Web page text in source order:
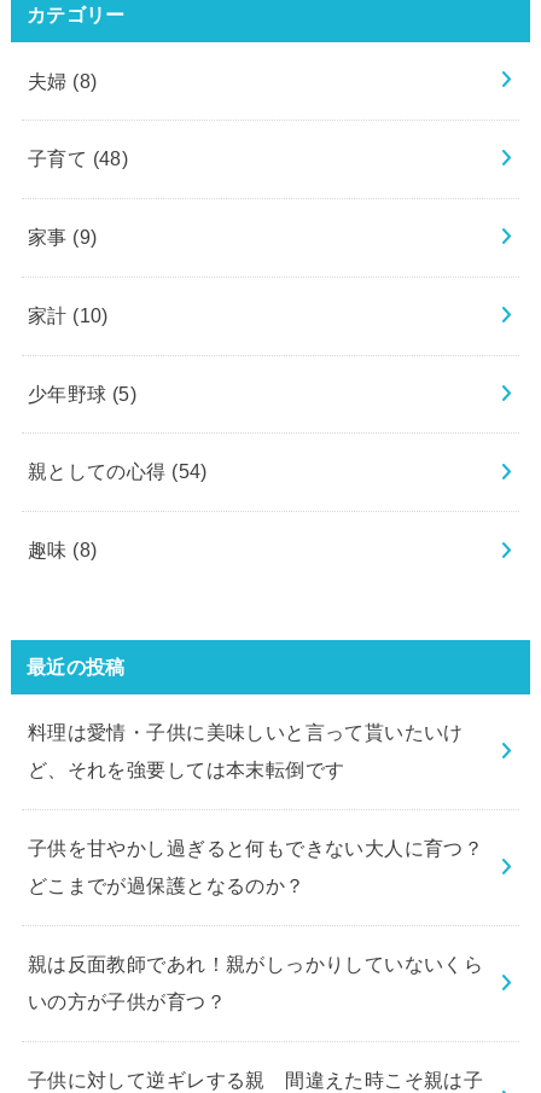
カテゴリー
夫婦 (8)
子育て (48)
家事 (9)
家計 (10)
少年野球 (5)
親としての心得 (54)
趣味 (8)
最近の投稿
料理は愛情・子供に美味しいと言って貰いたいけ
ど、それを強要しては本末転倒です
子供を甘やかし過ぎると何もできない大人に育つ？
どこまでが過保護となるのか？
親は反面教師であれ！親がしっかりしていないくら
いの方が子供が育つ？
子供に対して逆ギレする親 間違えた時こそ親は子